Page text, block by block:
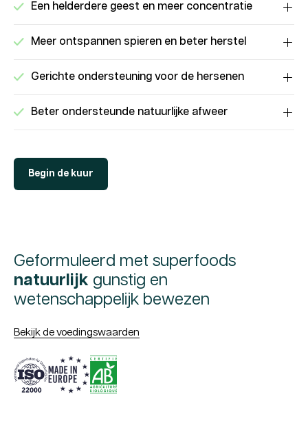
Een helderdere geest en meer concentratie
Meer ontspannen spieren en beter herstel
Gerichte ondersteuning voor de hersenen
Beter ondersteunde natuurlijke afweer
Begin de kuur
Geformuleerd met superfoods
natuurlijk gunstig en
wetenschappelijk bewezen
Bekijk de voedingswaarden